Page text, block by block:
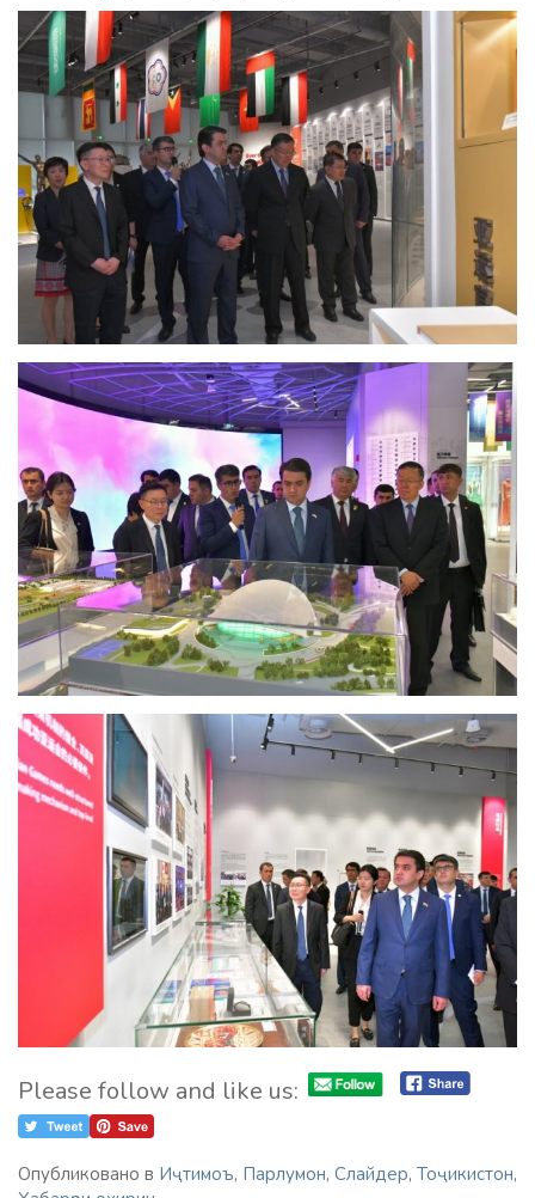
Please follow and like us:
Опубликовано в Иҷтимоъ, Парлумон, Слайдер, Тоҷикистон,